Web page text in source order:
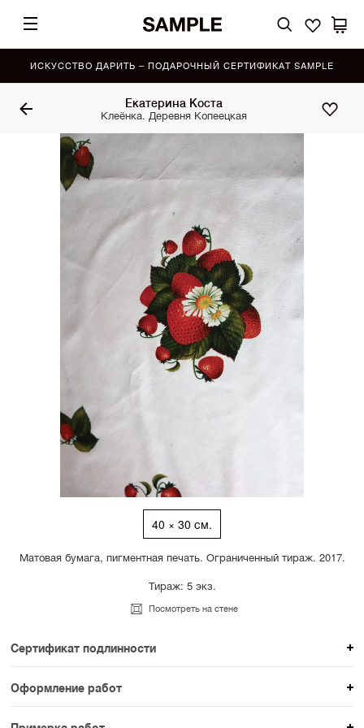
ИСКУССТВО ДАРИТЬ – ПОДАРОЧНЫЙ СЕРТИФИКАТ SAMPLE
Екатерина Коста
Клеёнка. Деревня Копеецкая
40 × 30 см.
Матовая бумага, пигментная печать. Ограниченный тираж. 2017.
Тираж: 5 экз.
Посмотреть на стене
Сертификат подлинности
К каждому авторскому произведению мы
прикладываем сертификат подлинности. Для товаров
раздела SAMPLE СЕРИЯ сертификаты не
Оформление работ
При покупке произведения вы можете выбрать и